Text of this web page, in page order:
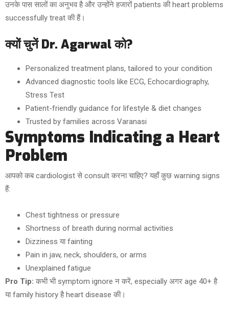
उनके पास सालों का अनुभव है और उन्होंने हजारों patients की heart problems
successfully treat की हैं।
क्यों चुनें Dr. Agarwal को?
Personalized treatment plans, tailored to your condition
Advanced diagnostic tools like ECG, Echocardiography,
Stress Test
Patient-friendly guidance for lifestyle & diet changes
Trusted by families across Varanasi
Symptoms Indicating a Heart
Problem
आपको कब cardiologist से consult करना चाहिए? यहाँ कुछ warning signs
हैं:
Chest tightness or pressure
Shortness of breath during normal activities
Dizziness या fainting
Pain in jaw, neck, shoulders, or arms
Unexplained fatigue
Pro Tip: कभी भी symptom ignore न करें, especially अगर age 40+ है
या family history है heart disease की।